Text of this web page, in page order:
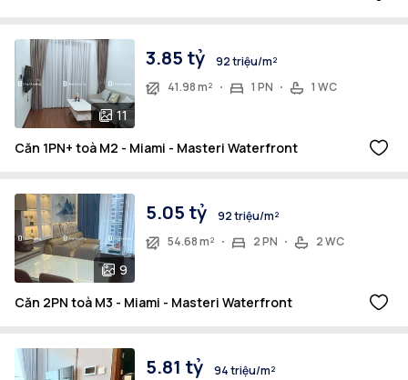
11
3.85 tỷ
92 triệu/m²
41.98 m²
1 PN 1 WC
Căn 1PN+ toà M2 - Miami - Masteri Waterfront
9
5.05 tỷ
92 triệu/m²
54.68 m²
2 PN 2 WC
Căn 2PN toà M3 - Miami - Masteri Waterfront
5.81 tỷ
94 triệu/m²